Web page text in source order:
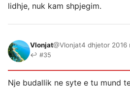
lidhje, nuk kam shpjegim.
Vlonjat@Vlonjat4 dhjetor 2016
↩ #35
Nje budallik ne syte e tu mund